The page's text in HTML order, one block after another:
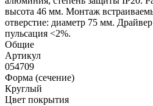
высота 46 мм. Монтаж
отверстие: диаметр 75 мм.
пульсация <2%.
Общие
Артикул
054709
Форма (сечение)
Круглый
Цвет покрытия